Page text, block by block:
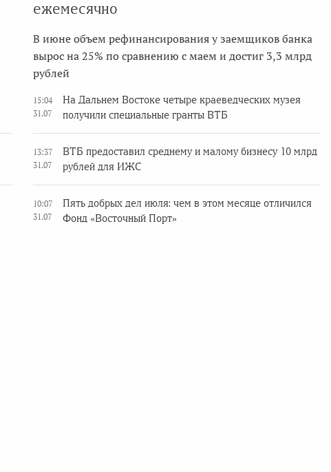
ежемесячно
В июне объем рефинансирования у заемщиков банка
вырос на 25% по сравнению с маем и достиг 3,3 млрд
рублей
15:04
31.07
На Дальнем Востоке четыре краеведческих музея
получили специальные гранты ВТБ
13:37
31.07
ВТБ предоставил среднему и малому бизнесу 10 млрд
рублей для ИЖС
10:07
31.07
Пять добрых дел июля: чем в этом месяце отличился
Фонд «Восточный Порт»